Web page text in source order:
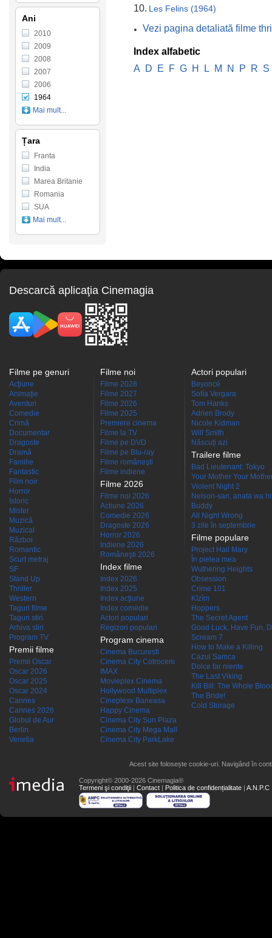
10. Les Felins (1964)
Vezi pagina detaliată filme
Index alfabetic
A
D E F G H L M N P R S
Ani
2010
2009
2008
2007
2006
1964
Mai mult...
Țara
Franta
India
Marea Britanie
Romania
SUA
Mai mult...
Descarcă aplicaţia Cinemagia
Filme pe genuri
Acţiune
Animaţie
Aventuri
Comedie
Crimă
Documentar
Dragoste
Dramă
Familie
Fantastic
Film noir
Horror
Istoric
Mister
Muzică
Muzical
Război
Romantic
Scurt metraj
SF
Stand Up
Thriller
Western
Taguri filme
Taguri stiri
Arhiva stiri
Program TV
Premii filme
Premii Oscar
Oscar 2026
Oscar 2025
Oscar 2024
Cannes
Cannes 2026
Globul de Aur
Berlin
Venetia
Filme noi
Filme 2028
Filme 2027
Filme 2026
Filme 2025
Premiere cinema
Filme la TV
Filme pe DVD
Filme pe Blu-ray
Filme româneşti
Filme indiene
Filme 2026
Filme noi 2026
Actiune 2026
Comedie 2026
Dragoste 2026
Horror 2026
Indiene 2026
Româneşti 2026
Index filme
Index 2026
Index 2025
Index acţiune
Index comedie
Actori populari
Regizori populari
Program cinema
Cinema Bucuresti
Cinema City Cotroceni
IMAX
Movieplex Cinema
Hollywood Multiplex
Cineplexx Baneasa
Happy Cinema
Cinema City Sun Plaza
Cinema City Mega Mall
Cinema City ParkLake
Actori populari
Beyoncé
Sofía Vergara
Tom Hanks
Adrien Brody
Nicole Kidman
Will Smith
Născuţi azi
Trailere filme
Bad Lieutenant: Tokyo
Your Mother Your
Violent Night 2
Nelson-san, anata wa
Buddy
All Night Wrong
3 zile în septembrie
Filme populare
Project Hail Mary
În pielea mea
Wuthering Heights
Obsession
Crime 101
Kîzîm
Hoppers
The Secret Agent
Good Luck, Have Fun,
Scream 7
How to Make a Killing
Cazul Samca
Dolce far niente
The Last Viking
Kill Bill: The Whole
The Bride!
Cold Storage
Acest site folosește cookie-uri. Navigând în
Copyright© 2000-2026 Cinemagia®
Termeni şi condiţii | Contact | Politica de confidențialitate | A.N.P.C